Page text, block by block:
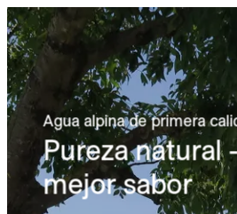
Agua alpina de primera
Pureza natural -
mejor sabor